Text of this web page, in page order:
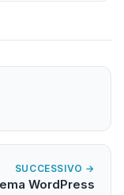
SUCCESSIVO →
WordPress